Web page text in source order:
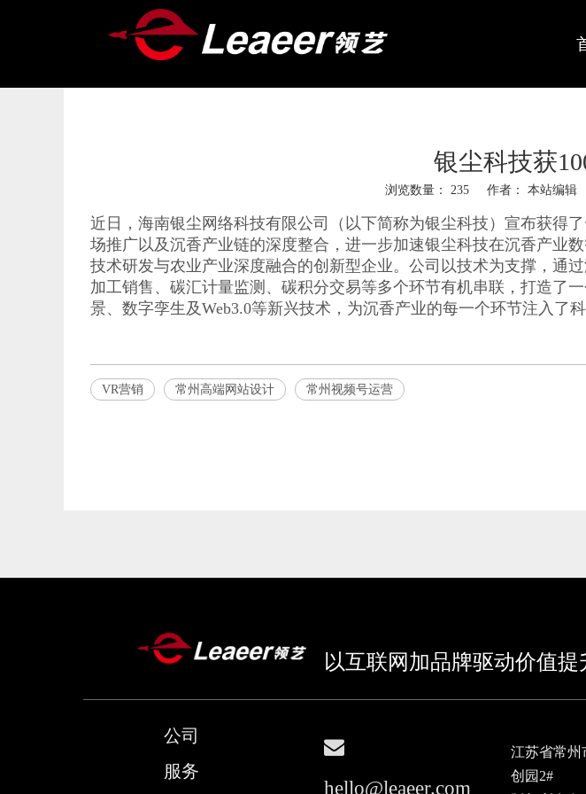
银尘科技获
浏览数量： 235作者： 本站编辑
["wechat","weibo","qzone","douban","email"]
近日，海南银尘网络科技有限公司（以下简称为银尘科技）宣布获得
场推广以及沉香产业链的深度整合，进一步加速银尘科技在沉香产业
技术研发与农业产业深度融合的创新型企业。公司以技术为支撑，通
加工销售、碳汇计量监测、碳积分交易等多个环节有机串联，打造了
景、数字孪生及Web3.0等新兴技术，为沉香产业的每一个环节注入了
VR营销 常州高端网站设计 常州视频号运营
以互联网加品牌驱动价值提
公司
服务

hello@leaeer.com
江苏省常州
创园2#